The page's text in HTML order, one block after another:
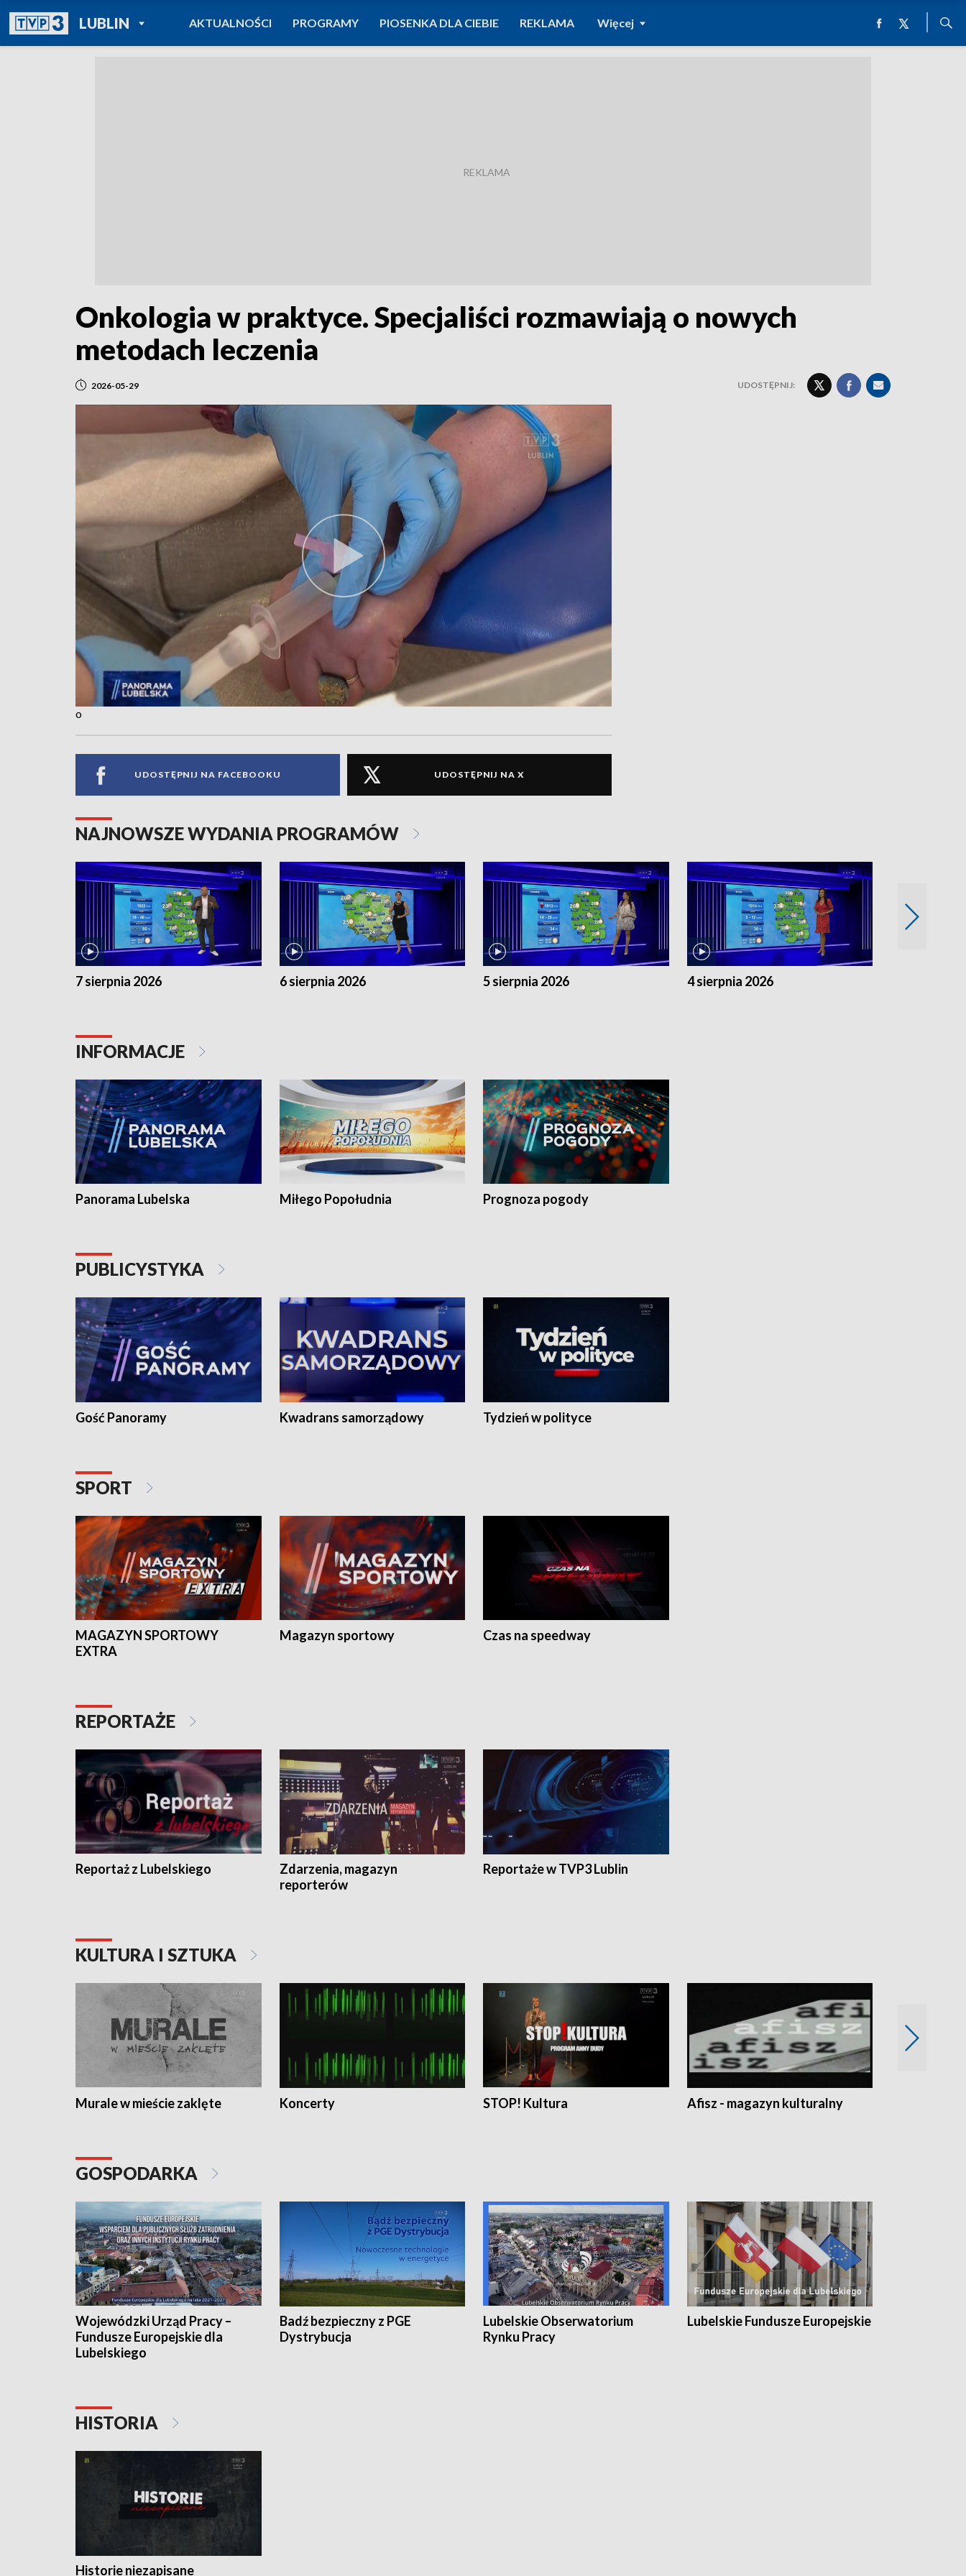
LUBLINPOWRÓT DO
TVP REGIONY
AKTUALNOŚCI PROGRAMY PIOSENKA DLA CIEBIE REKLAMA Więcej
Onkologia w praktyce. Specjaliści rozmawiają o nowych
metodach leczenia
2026-05-29 UDOSTĘPNIJ:
o
UDOSTĘPNIJ NA FACEBOOKU UDOSTĘPNIJ NA X
NAJNOWSZE WYDANIA PROGRAMÓW
7 sierpnia 2026 6 sierpnia 2026 5 sierpnia 2026 4 sierpnia 2026
INFORMACJE
Panorama Lubelska Miłego Popołudnia Prognoza pogody
PUBLICYSTYKA
Gość Panoramy Kwadrans samorządowy Tydzień w polityce
SPORT
MAGAZYN SPORTOWY
EXTRA
Magazyn sportowy Czas na speedway
REPORTAŻE
Reportaż z Lubelskiego
Zdarzenia, magazyn
reporterów
Reportaże w TVP3 Lublin
KULTURA I SZTUKA
Murale w mieście zaklęte Koncerty STOP! Kultura Afisz - magazyn kulturalny
GOSPODARKA
Wojewódzki Urząd Pracy –
Fundusze Europejskie dla
Lubelskiego
Badź bezpieczny z PGE
Dystrybucja
Lubelskie Obserwatorium
Rynku Pracy
Lubelskie Fundusze Europejskie
HISTORIA
Historie niezapisane